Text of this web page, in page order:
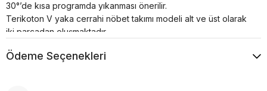
30°’de kısa programda yıkanması önerilir.
Terikoton V yaka cerrahi nöbet takımı modeli alt ve üst olarak
iki parçadan oluşmaktadır.
Ödeme Seçenekleri